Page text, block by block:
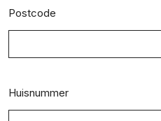
Postcode
Huisnummer